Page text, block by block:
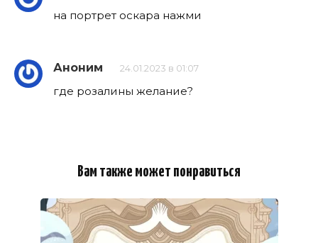
на портрет оскара нажми
Аноним 24.01.2023 в 01:07
где розалины желание?
Вам также может понравиться